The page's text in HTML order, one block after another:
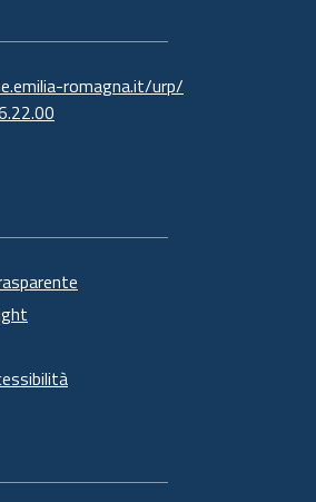
romagna.it/urp/